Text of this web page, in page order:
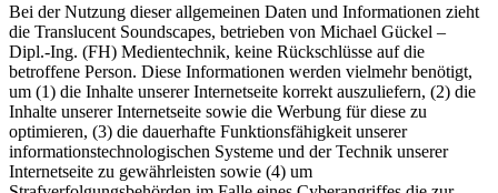
Bei der Nutzung dieser allgemeinen Daten und Informationen zieht
die Translucent Soundscapes, betrieben von Michael Gückel –
Dipl.-Ing. (FH) Medientechnik, keine Rückschlüsse auf die
betroffene Person. Diese Informationen werden vielmehr benötigt,
um (1) die Inhalte unserer Internetseite korrekt auszuliefern, (2) die
Inhalte unserer Internetseite sowie die Werbung für diese zu
optimieren, (3) die dauerhafte Funktionsfähigkeit unserer
informationstechnologischen Systeme und der Technik unserer
Internetseite zu gewährleisten sowie (4) um